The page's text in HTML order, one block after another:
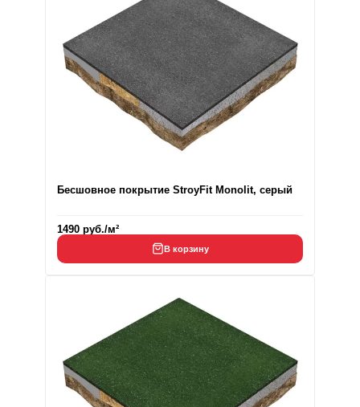
Бесшовное покрытие StroyFit Monolit, серый
1490 руб./м²
В корзину